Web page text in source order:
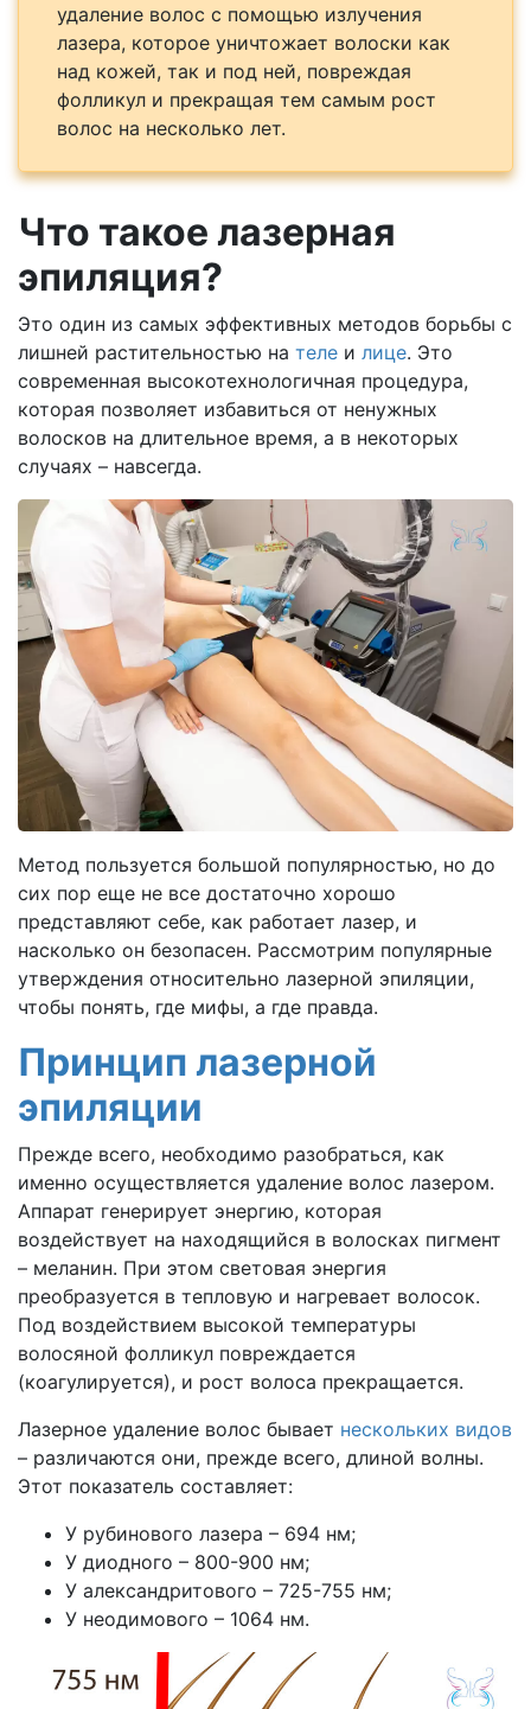
удаление волос с помощью излучения
лазера, которое уничтожает волоски как
над кожей, так и под ней, повреждая
фолликул и прекращая тем самым рост
волос на несколько лет.
Что такое лазерная
эпиляция?
Это один из самых эффективных методов борьбы с
лишней растительностью на теле и лице. Это
современная высокотехнологичная процедура,
которая позволяет избавиться от ненужных
волосков на длительное время, а в некоторых
случаях – навсегда.
Метод пользуется большой популярностью, но до
сих пор еще не все достаточно хорошо
представляют себе, как работает лазер, и
насколько он безопасен. Рассмотрим популярные
утверждения относительно лазерной эпиляции,
чтобы понять, где мифы, а где правда.
Принцип лазерной
эпиляции
Прежде всего, необходимо разобраться, как
именно осуществляется удаление волос лазером.
Аппарат генерирует энергию, которая
воздействует на находящийся в волосках пигмент
– меланин. При этом световая энергия
преобразуется в тепловую и нагревает волосок.
Под воздействием высокой температуры
волосяной фолликул повреждается
(коагулируется), и рост волоса прекращается.
Лазерное удаление волос бывает нескольких видов
– различаются они, прежде всего, длиной волны.
Этот показатель составляет:
У рубинового лазера – 694 нм;
У диодного – 800-900 нм;
У александритового – 725-755 нм;
У неодимового – 1064 нм.